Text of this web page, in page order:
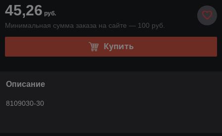
45,26 руб.
Минимальная сумма заказа на сайте — 100 руб.
Купить
Описание
8109030-30